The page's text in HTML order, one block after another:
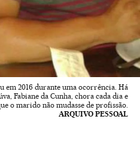
em 2016 durante uma ocorrência. Há
Fabiane da Cunha, chora cada dia e
o marido não mudasse de profissão.
ARQUIVO PESSOAL